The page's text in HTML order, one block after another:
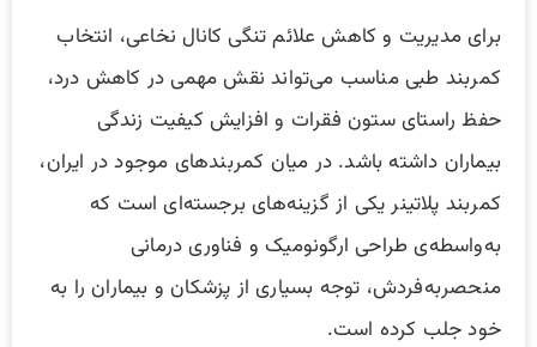
برای مدیریت و کاهش علائم تنگی کانال نخاعی، انتخاب
کمربند طبی مناسب می‌تواند نقش مهمی در کاهش درد،
حفظ راستای ستون فقرات و افزایش کیفیت زندگی
بیماران داشته باشد. در میان کمربندهای موجود در ایران،
کمربند پلاتینر یکی از گزینه‌های برجسته‌ای است که
به‌واسطه‌ی طراحی ارگونومیک و فناوری درمانی
منحصربه‌فردش، توجه بسیاری از پزشکان و بیماران را به
خود جلب کرده است.